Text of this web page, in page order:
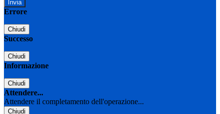
Errore
Chiudi
Successo
Chiudi
Informazione
Chiudi
Attendere...
Attendere il completamento dell'operazione...
Chiudi